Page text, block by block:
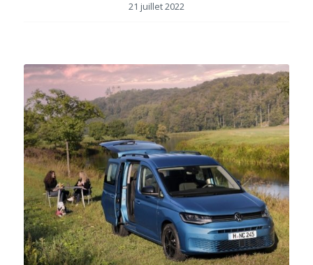
21 juillet 2022